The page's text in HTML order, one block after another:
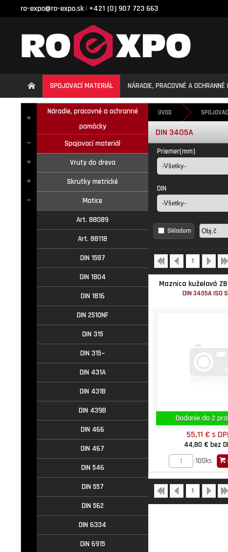
ro-expo@ro-expo.sk | +421 (0) 907 723 663
SPOJOVACÍ MATERIÁL NÁRADIE, PRACOVNÉ A OCHRANNÉ
Náradie, pracovné a ochranné
pomôcky
Spojovací materiál
Vruty do dreva
Skrutky metrické
Matice
Art. 88089
Art. 88118
DIN 1587
DIN 1804
DIN 1816
DIN 2510NF
DIN 315
DIN 315~
DIN 431A
DIN 431B
DIN 439B
DIN 466
DIN 467
DIN 546
DIN 557
DIN 562
DIN 6334
DIN 6915
ÚVOD
DIN 3405A
Priemer(mm)
DIN
Skladom
1
Maznica kuželová
DIN 3405A ISO
Dodanie do 2
55,11 €s
44,80 € bez
100ks
1